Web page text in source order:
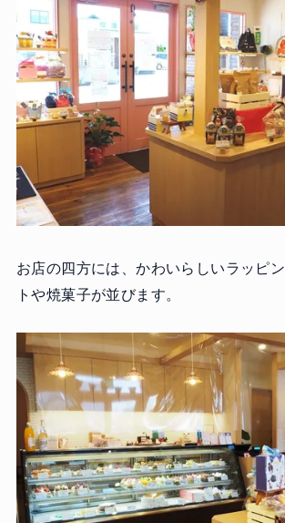
お店の四方には、かわいらしいラッピ
トや焼菓子が並びます。